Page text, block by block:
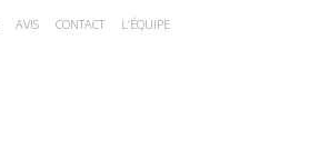
AVIS CONTACT L’ÉQUIPE